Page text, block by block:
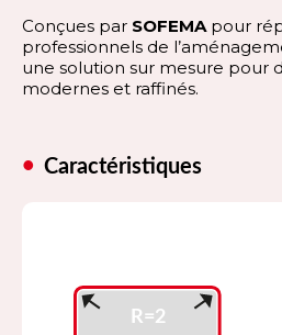
Conçues par SOFEMApour
professionnels de
une solution sur mesure pour
modernes et raffinés.
Caractéristiques